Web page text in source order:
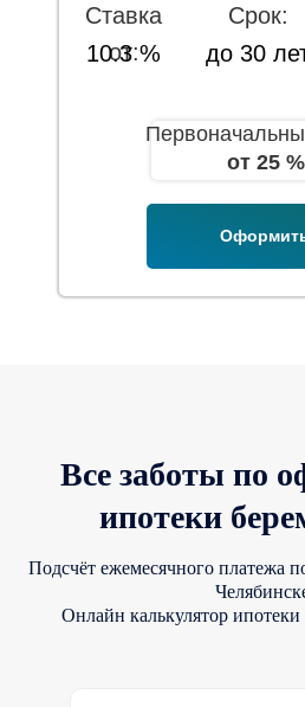
Ставка
от:
Срок:
10.3 %
до 30
от 25 %
Все заботы по
ипотеки
Подсчёт ежемесячного платежа
Онлайн калькулятор